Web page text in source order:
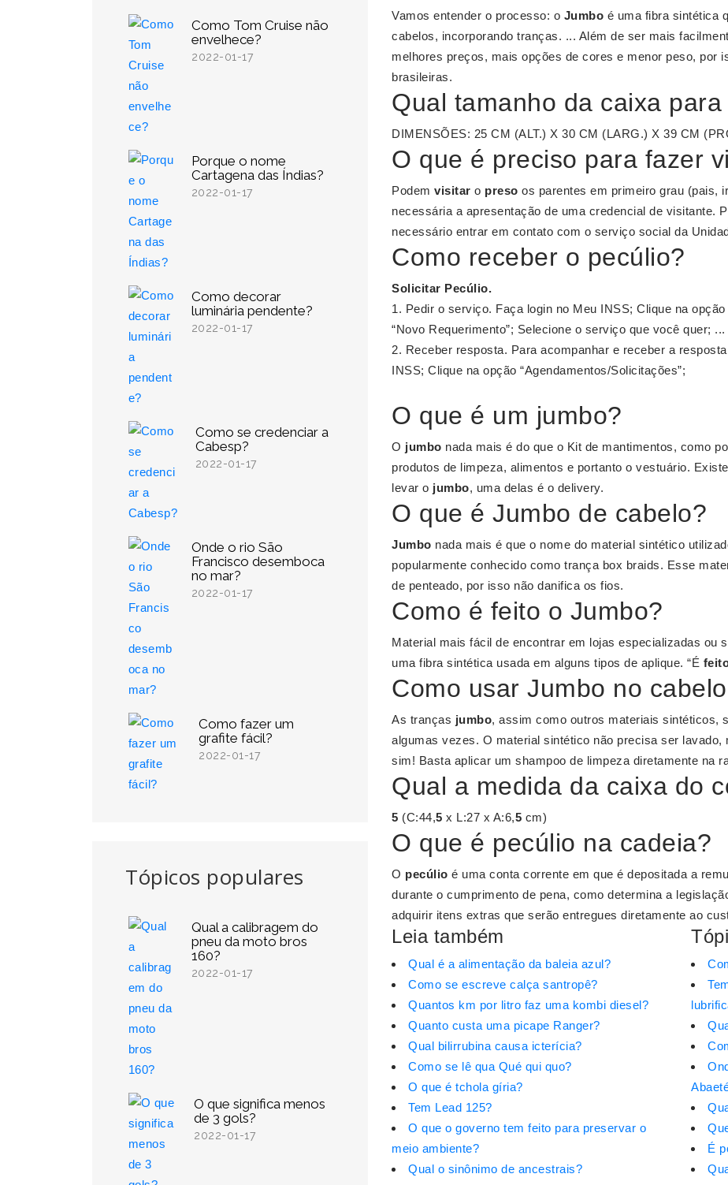
Como Tom Cruise não
envelhece?
2022-01-17
Porque o nome
Cartagena das Índias?
2022-01-17
Como decorar
luminária pendente?
2022-01-17
Como se credenciar a
Cabesp?
2022-01-17
Onde o rio São
Francisco desemboca
no mar?
2022-01-17
Como fazer um
grafite fácil?
2022-01-17
Tópicos populares
Qual a calibragem do
pneu da moto bros
160?
2022-01-17
O que significa menos
de 3 gols?
2022-01-17
Vamos entender o processo: o Jumbo é uma fibra sintética
cabelos, incorporando tranças. ... Além de ser mais
melhores preços, mais opções de cores e menor peso, por
brasileiras.
Qual tamanho da caixa
DIMENSÕES: 25 CM (ALT.) X 30 CM (LARG.) X 39 CM
O que é preciso para fazer
Podem visitar o preso os parentes em primeiro grau (pais,
necessária a apresentação de uma credencial de visitante.
necessário entrar em contato com o serviço social da
Como receber o pecúlio?
Solicitar Pecúlio.
Pedir o serviço. Faça login no Meu INSS; Clique na
“Novo Requerimento”; Selecione o serviço que você quer; ...
Receber resposta. Para acompanhar e receber a
INSS; Clique na opção “Agendamentos/Solicitações”;
O que é um jumbo?
O jumbo nada mais é do que o Kit de mantimentos, como
produtos de limpeza, alimentos e portanto o vestuário.
levar o jumbo, uma delas é o delivery.
O que é Jumbo de cabelo?
Jumbo nada mais é que o nome do material sintético
popularmente conhecido como trança box braids. Esse
de penteado, por isso não danifica os fios.
Como é feito o Jumbo?
Material mais fácil de encontrar em lojas especializadas ou
uma fibra sintética usada em alguns tipos de aplique. “É
Como usar Jumbo no
As tranças jumbo, assim como outros materiais sintéticos,
algumas vezes. O material sintético não precisa ser lavado,
sim! Basta aplicar um shampoo de limpeza diretamente na
Qual a medida da caixa do
5 (C:44,5 x L:27 x A:6,5 cm)
O que é pecúlio na cadeia?
O pecúlio é uma conta corrente em que é depositada a
durante o cumprimento de pena, como determina a
adquirir itens extras que serão entregues diretamente ao
Leia também
Qual é a alimentação da baleia azul?
Como se escreve calça santropê?
Quantos km por litro faz uma kombi diesel?
Quanto custa uma picape Ranger?
Qual bilirrubina causa icterícia?
Como se lê qua Qué qui quo?
O que é tchola gíria?
Tem Lead 125?
O que o governo tem feito para preservar o
meio ambiente?
Qual o sinônimo de ancestrais?
É